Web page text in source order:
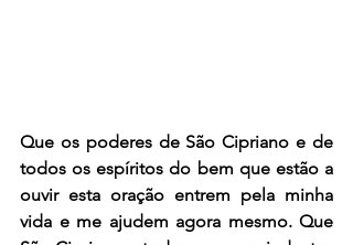
Que os poderes de São Cipriano e de
todos os espíritos do bem que estão a
ouvir esta oração entrem pela minha
vida e me ajudem agora mesmo. Que